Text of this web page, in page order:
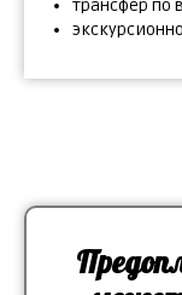
трансфер по